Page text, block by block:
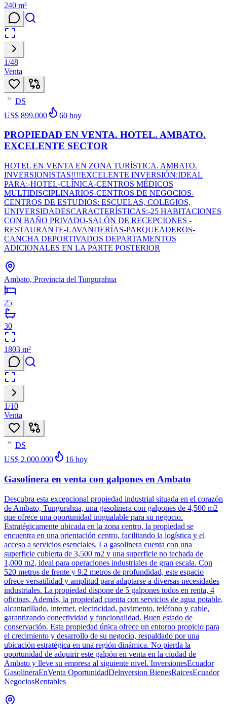
240 m²
1/48
Venta
54
DS
US$ 899.000
60 hoy
PROPIEDAD EN VENTA. HOTEL. AMBATO.
EXCELENTE SECTOR
HOTEL EN VENTA EN ZONA TURÍSTICA. AMBATO.
INVERSIONISTAS!!!!EXCELENTE INVERSIÓN:IDEAL
PARA:-HOTEL-CLÍNICA-CENTROS MÉDICOS
MULTIDISCIPLINARIOS-CENTROS DE NEGOCIOS-
CENTROS DE ESTUDIOS: ESCUELAS, COLEGIOS,
UNIVERSIDADESCARACTERÍSTICAS:-25 HABITACIONES
CON BAÑO PRIVADO-SALÓN DE RECEPCIONES -
RESTAURANTE-LAVANDERÍAS-PARQUEADEROS-
CANCHA DEPORTIVADOS DEPARTAMENTOS
ADICIONALES EN LA PARTE POSTERIOR
Ambato, Provincia del Tungurahua
25
30
1803 m²
1/10
Venta
39
DS
US$ 2.000.000
16 hoy
Gasolinera en venta con galpones en Ambato
Descubra esta excepcional propiedad industrial situada en el corazón
de Ambato, Tungurahua, una gasolinera con galpones de 4,500 m2
que ofrece una oportunidad inigualable para su negocio.
Estratégicamente ubicada en la zona centro, la propiedad se
encuentra en una orientación centro, facilitando la logística y el
acceso a servicios esenciales. La gasolinera cuenta con una
superficie cubierta de 3,500 m2 y una superficie no techada de
1,000 m2, ideal para operaciones industriales de gran escala. Con
520 metros de frente y 9.2 metros de profundidad, este espacio
ofrece versatilidad y amplitud para adaptarse a diversas necesidades
industriales. La propiedad dispone de 5 galpones todos en renta, 4
oficinas, Además, la propiedad cuenta con servicios de agua potable,
alcantarillado, internet, electricidad, pavimento, teléfono y cable,
garantizando conectividad y funcionalidad. Buen estado de
conservación. Esta propiedad única ofrece un entorno propicio para
el crecimiento y desarrollo de su negocio, respaldado por una
ubicación estratégica en una región dinámica. No pierda la
oportunidad de adquirir este galpón en venta en la ciudad de
Ambato y lleve su empresa al siguiente nivel. InversionesEcuador
GasolineraEnVenta OportunidadDelnversion BienesRaicesEcuador
NegociosRentables